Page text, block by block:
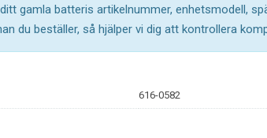
gamla batteris artikelnummer, enhetsmodell,
du beställer, så hjälper vi dig att kontrollera
616-0582